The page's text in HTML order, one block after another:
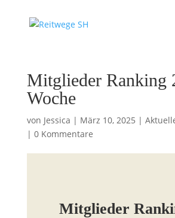
Mitglieder Ranking
Woche
von Jessica | März 10, 2025 |
| 0 Kommentare
Mitglieder